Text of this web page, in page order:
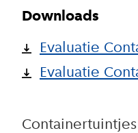
Downloads
Evaluatie
Evaluatie